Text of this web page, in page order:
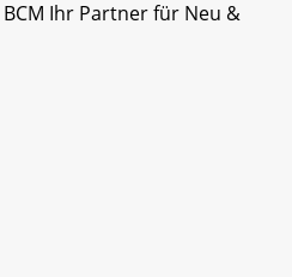
BCM Ihr Partner für Neu &